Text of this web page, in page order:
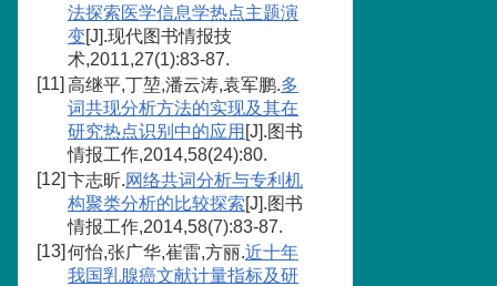
法探索医学信息学热点主题演
变[J].现代图书情报技
术,2011,27(1):83-87.
[11] 高继平,丁堃,潘云涛,袁军鹏.多
词共现分析方法的实现及其在
研究热点识别中的应用 [J].图书
情报工作,2014,58(24):80.
[12] 卞志昕.网络共词分析与专利机
构聚类分析的比较探索[J].图书
情报工作,2014,58(7):83-87.
[13] 何怡,张广华,崔雷,方丽.近十年
我国乳腺癌文献计量指标及研